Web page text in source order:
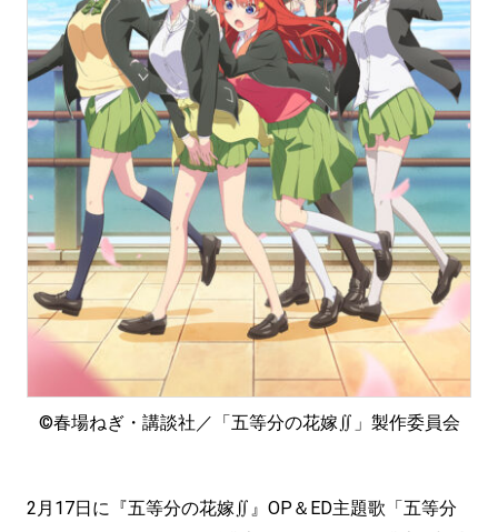
©春場ねぎ・講談社／「五等分の花嫁∬」製作委員会
2月17日に『五等分の花嫁∬』OP＆ED主題歌「五等分